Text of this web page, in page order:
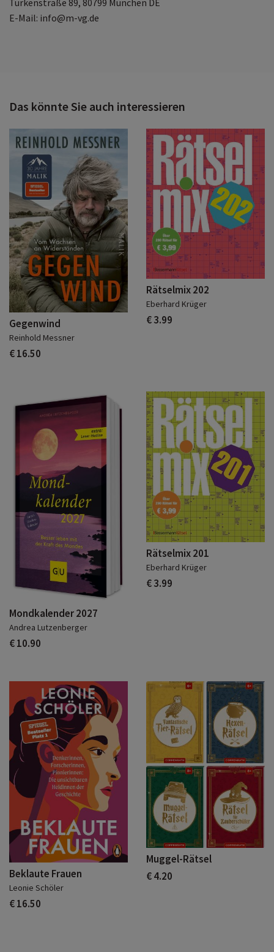
Türkenstraße 89, 80799 München DE
E-Mail: info@m-vg.de
Das könnte Sie auch interessieren
Gegenwind
Reinhold Messner
€ 16.50
Rätselmix 202
Eberhard Krüger
€ 3.99
Mondkalender 2027
Andrea Lutzenberger
€ 10.90
Rätselmix 201
Eberhard Krüger
€ 3.99
Beklaute Frauen
Leonie Schöler
€ 16.50
Muggel-Rätsel
€ 4.20